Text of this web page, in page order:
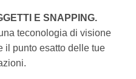
E SNAPPING.
teconologia di visione
il punto esatto delle tue